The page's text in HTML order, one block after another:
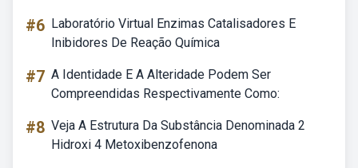
#6 Laboratório Virtual Enzimas Catalisadores E
Inibidores De Reação Química
#7 A Identidade E A Alteridade Podem Ser
Compreendidas Respectivamente Como:
#8 Veja A Estrutura Da Substância Denominada 2
Hidroxi 4 Metoxibenzofenona